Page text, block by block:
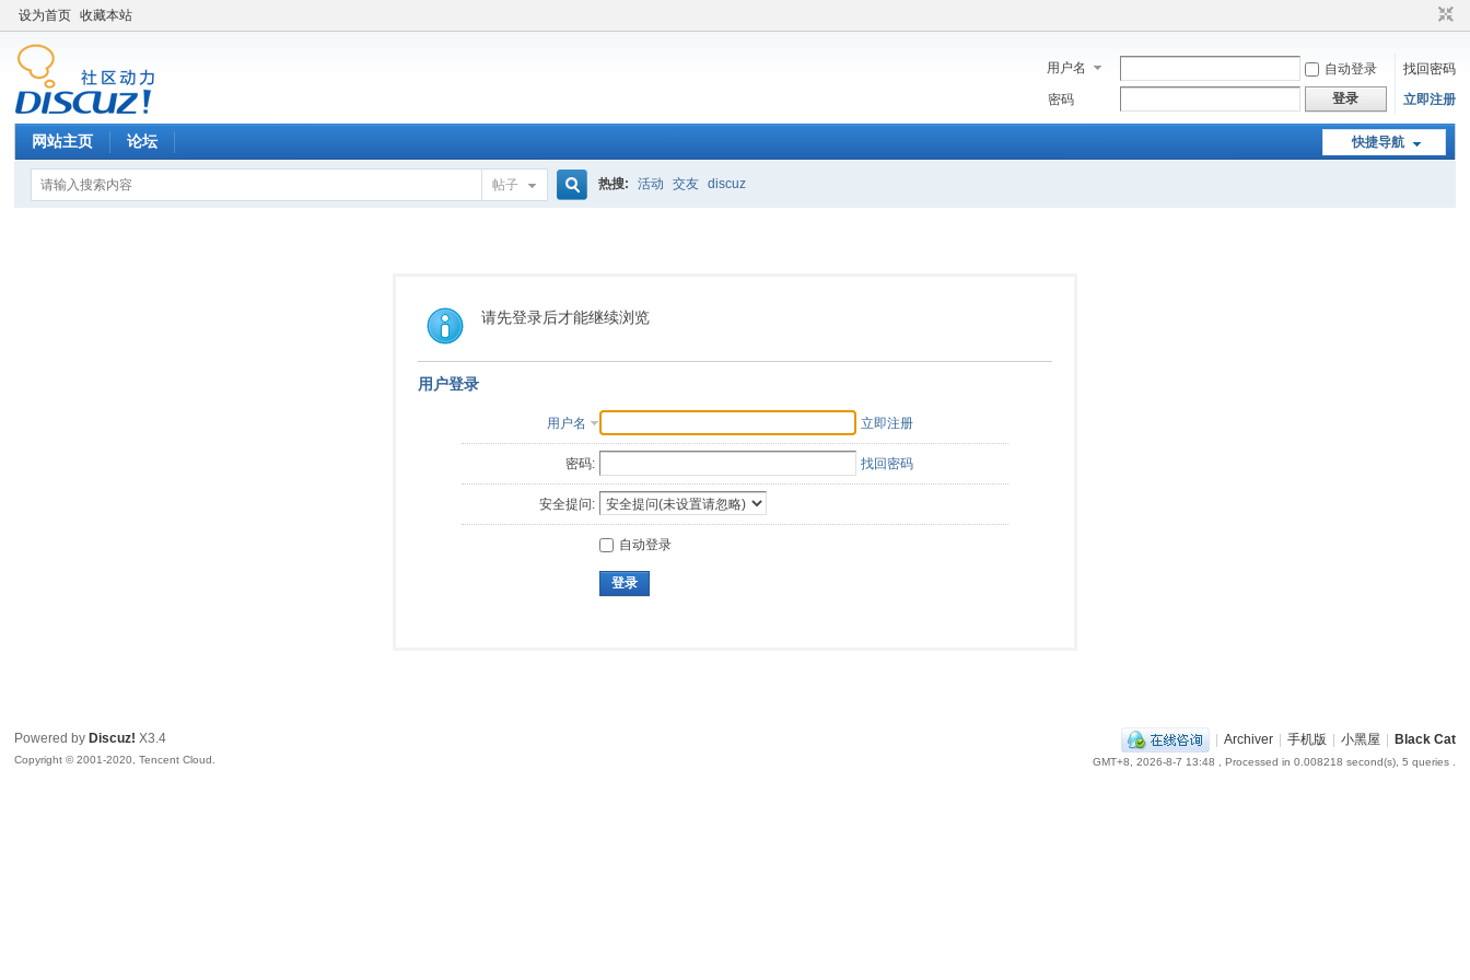
设为首页 收藏本站
用户名 自动登录
找回密码
密码
登录 立即注册
快捷导航
网站主页 论坛
帖子
索
热搜: 活动 交友 discuz
请先登录后才能继续浏览
用户登录
用户名 立即注册
密码: 找回密码
安全提问:
自动登录
登录
| Archiver | 手机版 | 小黑屋 | Black Cat
GMT+8, 2026-8-7 13:48 , Processed in 0.008218 second(s), 5 queries .
Powered by Discuz! X3.4
Copyright © 2001-2020, Tencent Cloud.